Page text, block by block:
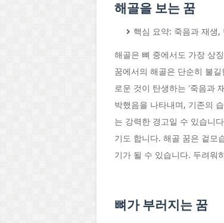
해골을 보는 꿈
핵심 요약: 죽음과 재생
해골은 뼈 중에서도 가장 상
꿈에서의 해골은 단순히 불
로운 것이 탄생하는 '죽음과
박했음을 나타내며, 기존의
는 강력한 경고일 수 있습니
기도 합니다. 해골 꿈은 겉모
기가 될 수 있습니다. 두려워
뼈가 부러지는 꿈